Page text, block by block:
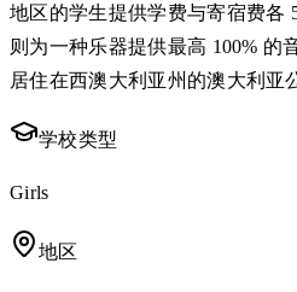
地区的学生提供学费与寄宿费各
则为一种乐器提供最高 100% 的
居住在西澳大利亚州的澳大利亚
学校类型
Girls
地区